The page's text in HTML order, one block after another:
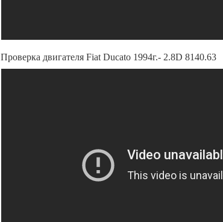
Проверка двигателя Fiat Ducato 1994г.- 2.8D 8140.63